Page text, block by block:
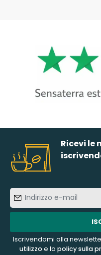
Ricevi le
Iscrivendomi alla
utilizzoe la policy sulla